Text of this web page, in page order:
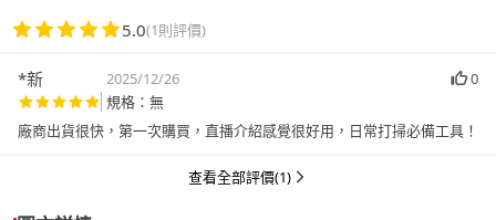
5.0(1則評價)
*新 2025/12/26
0
規格：無
廠商出貨很快，第一次購買，直播介紹感覺很好用，日常打掃必備工具！
查看全部評價(1)